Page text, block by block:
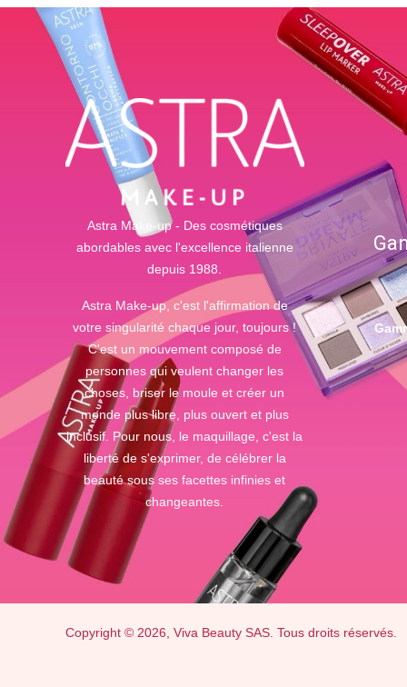
Astra Make-up - Des cosmétiques
abordables avec l'excellence italienne
depuis 1988.
Astra Make-up, c'est l'affirmation de
votre singularité chaque jour, toujours !
C'est un mouvement composé de
personnes qui veulent changer les
choses, briser le moule et créer un
monde plus libre, plus ouvert et plus
inclusif. Pour nous, le maquillage, c'est la
liberté de s'exprimer, de célébrer la
beauté sous ses facettes infinies et
changeantes.
Copyright © 2026, Viva Beauty SAS. Tous droits réservés.